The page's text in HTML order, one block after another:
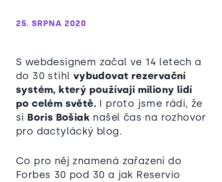
25. SRPNA 2020
S webdesignem začal ve 14 letech a
do 30 stihl vybudovat rezervační
systém, který používají miliony lidí
po celém světě. I proto jsme rádi, že
si Boris Bošiak našel čas na rozhovor
pro dactylácký blog.
Co pro něj znamená zařazení do
Forbes 30 pod 30 a jak Reservio